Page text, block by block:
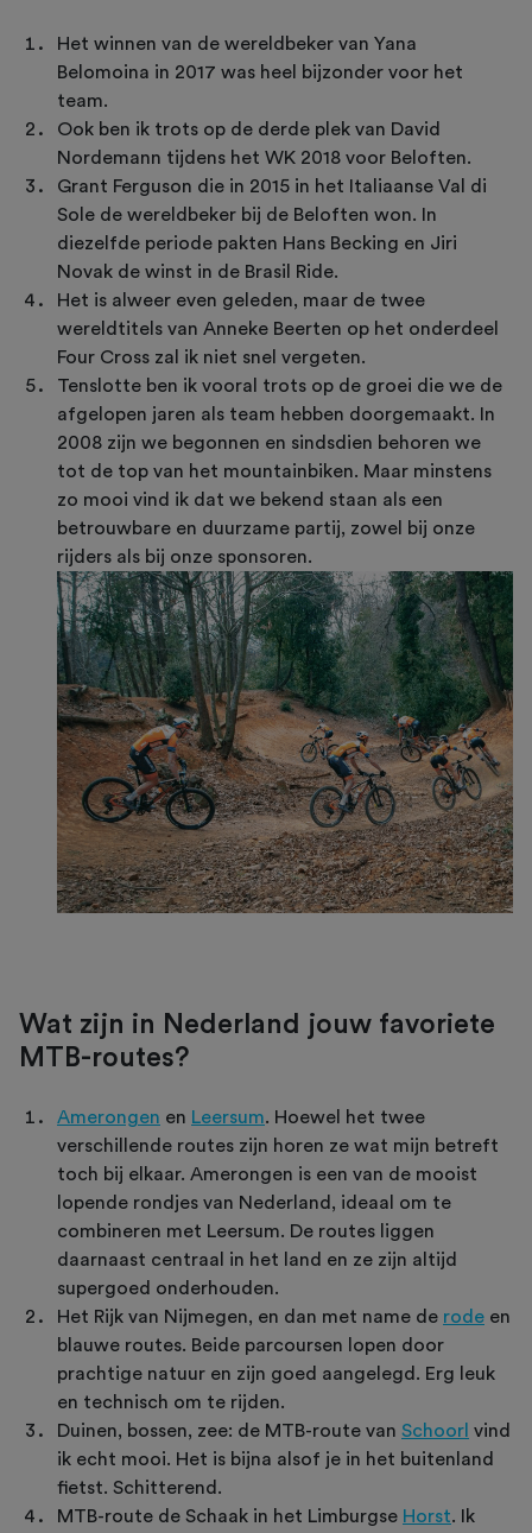
Het winnen van de wereldbeker van Yana
Belomoina in 2017 was heel bijzonder voor het
team.
Ook ben ik trots op de derde plek van David
Nordemann tijdens het WK 2018 voor Beloften.
Grant Ferguson die in 2015 in het Italiaanse Val di
Sole de wereldbeker bij de Beloften won. In
diezelfde periode pakten Hans Becking en Jiri
Novak de winst in de Brasil Ride.
Het is alweer even geleden, maar de twee
wereldtitels van Anneke Beerten op het onderdeel
Four Cross zal ik niet snel vergeten.
Tenslotte ben ik vooral trots op de groei die we de
afgelopen jaren als team hebben doorgemaakt. In
2008 zijn we begonnen en sindsdien behoren we
tot de top van het mountainbiken. Maar minstens
zo mooi vind ik dat we bekend staan als een
betrouwbare en duurzame partij, zowel bij onze
rijders als bij onze sponsoren.
Wat zijn in Nederland jouw favoriete
MTB-routes?
Amerongen en Leersum. Hoewel het twee
verschillende routes zijn horen ze wat mijn betreft
toch bij elkaar. Amerongen is een van de mooist
lopende rondjes van Nederland, ideaal om te
combineren met Leersum. De routes liggen
daarnaast centraal in het land en ze zijn altijd
supergoed onderhouden.
Het Rijk van Nijmegen, en dan met name de rode en
blauwe routes. Beide parcoursen lopen door
prachtige natuur en zijn goed aangelegd. Erg leuk
en technisch om te rijden.
Duinen, bossen, zee: de MTB-route van Schoorl vind
ik echt mooi. Het is bijna alsof je in het buitenland
fietst. Schitterend.
MTB-route de Schaak in het Limburgse Horst. Ik